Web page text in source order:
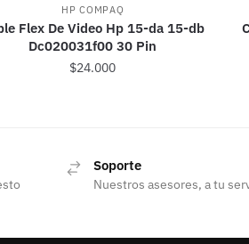
HP COMPAQ
Flex De Video Hp 15-da 15-db
Dc020031f00 30 Pin
$24.000
Soporte
Nuestros asesores, a tu